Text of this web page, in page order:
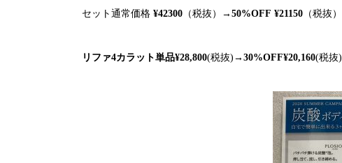
セット通常価格 ¥42300 （税抜） → 50%OFF ¥21150 （税抜）
リファ4カラット単品¥28,800(税抜)→ 30%OFF¥20,160(税抜)